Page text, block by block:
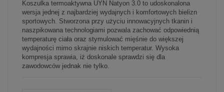
Koszulka termoaktywna UYN Natyon 3.0 to udoskonalona
wersja jednej z najbardziej wydajnych i komfortowych bielizn
sportowych. Stworzona przy użyciu innowacyjnych tkanin i
naszpikowana technologiami pozwala zachować odpowiednią
temperaturę ciała oraz stymulować mięśnie do większej
wydajności mimo skrajnie niskich temperatur. Wysoka
kompresja sprawia, iż doskonale sprawdzi się dla
zawodowców jednak nie tylko.